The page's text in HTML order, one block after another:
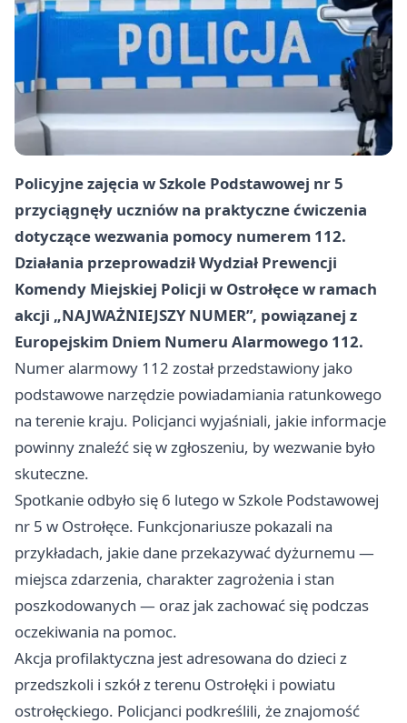
Policyjne zajęcia w Szkole Podstawowej nr 5
przyciągnęły uczniów na praktyczne ćwiczenia
dotyczące wezwania pomocy numerem 112.
Działania przeprowadził Wydział Prewencji
Komendy Miejskiej Policji w Ostrołęce w ramach
akcji „NAJWAŻNIEJSZY NUMER”, powiązanej z
Europejskim Dniem Numeru Alarmowego 112.
Numer alarmowy 112 został przedstawiony jako
podstawowe narzędzie powiadamiania ratunkowego
na terenie kraju. Policjanci wyjaśniali, jakie informacje
powinny znaleźć się w zgłoszeniu, by wezwanie było
skuteczne.
Spotkanie odbyło się 6 lutego w Szkole Podstawowej
nr 5 w Ostrołęce. Funkcjonariusze pokazali na
przykładach, jakie dane przekazywać dyżurnemu —
miejsca zdarzenia, charakter zagrożenia i stan
poszkodowanych — oraz jak zachować się podczas
oczekiwania na pomoc.
Akcja profilaktyczna jest adresowana do dzieci z
przedszkoli i szkół z terenu Ostrołęki i powiatu
ostrołęckiego. Policjanci podkreślili, że znajomość